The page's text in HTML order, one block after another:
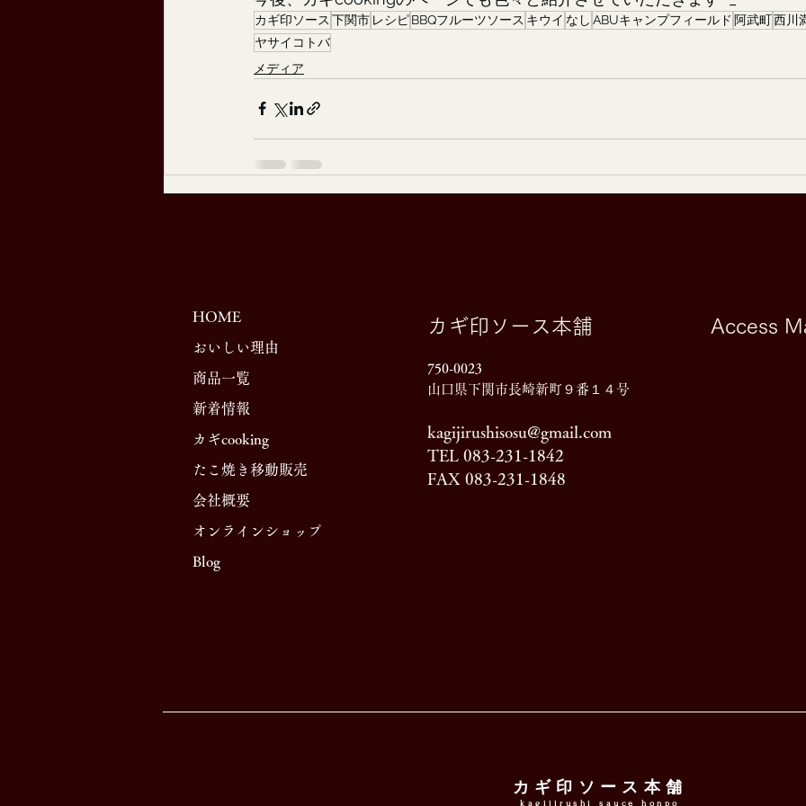
カギ印ソース 下関市 レシピBBQフルーツソース キウイ なし ABUキャンプフィールド 阿武町西川
ヤサイコトバ
メディア
HOME
おいしい理由
商品一覧
新着情報
カギcooking
たこ焼き移動販売
​会社概要
オンラインショップ
Blog
カギ印ソース本舗
750-0023
山口県下関市長崎新町９番１４号
kagijirushisosu@gmail.com
TEL 083-231-1842
FAX 083-231-1848
Access
カギ印ソース本舗
kagijirushi sauce honpo